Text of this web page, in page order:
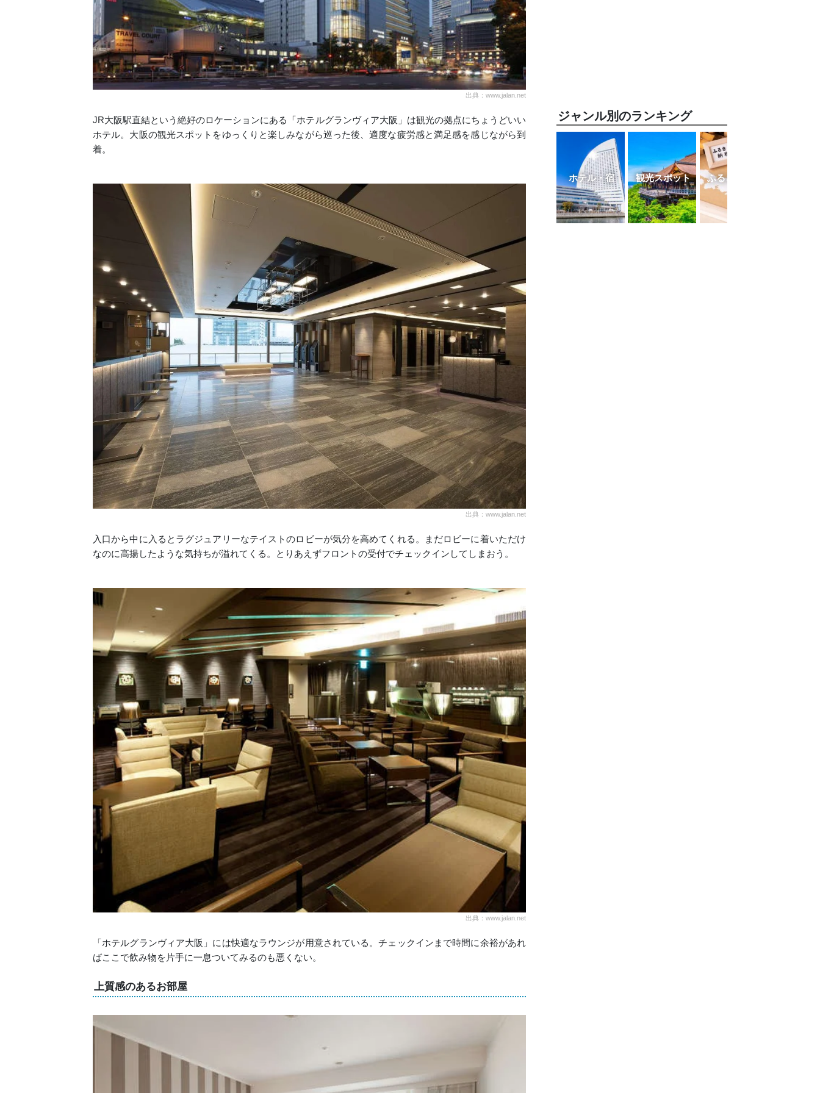
出典：www.jalan.net
JR大阪駅直結という絶好のロケーションにある「ホテルグランヴィア大阪」は観光の拠点にちょうどいい
ホテル。大阪の観光スポットをゆっくりと楽しみながら巡った後、適度な疲労感と満足感を感じながら到
着。
出典：www.jalan.net
入口から中に入るとラグジュアリーなテイストのロビーが気分を高めてくれる。まだロビーに着いただけ
なのに高揚したような気持ちが溢れてくる。とりあえずフロントの受付でチェックインしてしまおう。
出典：www.jalan.net
「ホテルグランヴィア大阪」には快適なラウンジが用意されている。チェックインまで時間に余裕があれ
ばここで飲み物を片手に一息ついてみるのも悪くない。
上質感のあるお部屋
ジャンル別のランキング
ホテル・宿 観光スポット ふるさと納税